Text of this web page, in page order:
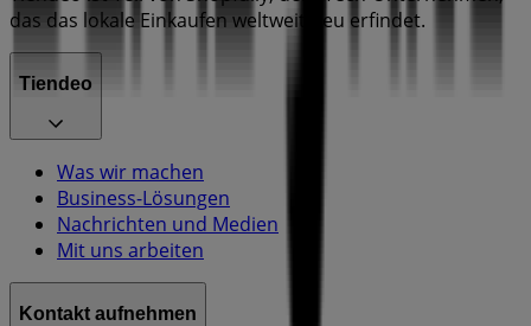
das das lokale Einkaufen weltweit neu erfindet.
Tiendeo
Was wir machen
Business-Lösungen
Nachrichten und Medien
Mit uns arbeiten
Kontakt aufnehmen